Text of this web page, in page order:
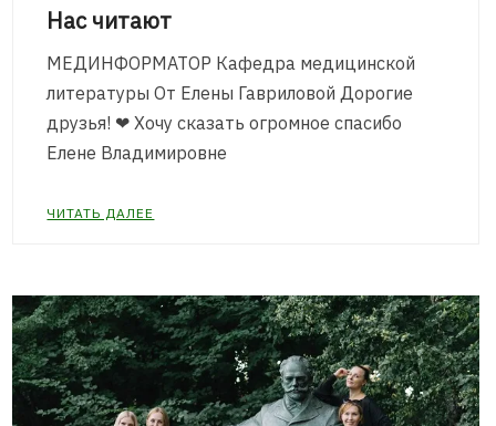
Нас читают
МЕДИНФОРМАТОР Кафедра медицинской
литературы От Елены Гавриловой Дорогие
друзья! ❤ Хочу сказать огромное спасибо
Елене Владимировне
ЧИТАТЬ ДАЛЕЕ